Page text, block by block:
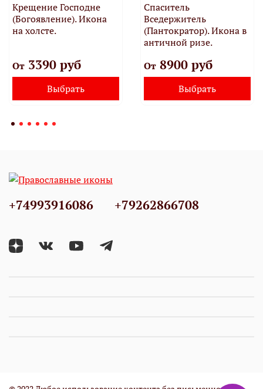
Крещение Господне
(Богоявление). Икона
на холсте.
От3390 руб
Выбрать
Спаситель
Вседержитель
(Пантократор). Икона в
античной ризе.
От8900 руб
Выбрать
+74993916086 +79262866708